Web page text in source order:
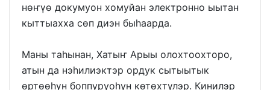
нөҥүө докумуон хомуйан электронно ыытан
кыттыахха сөп диэн быһаарда.
Маны таһынан, Хатыҥ Арыы олохтоохторо,
атын да нэһилиэктэр ордук сытыытык
өртөөһүн боппуруоһун көтөхтүлэр. Кинилэр